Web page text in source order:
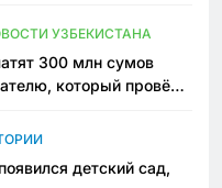
УЗБЕКИСТАНА
300 млн сумов
который провёл
детский сад,